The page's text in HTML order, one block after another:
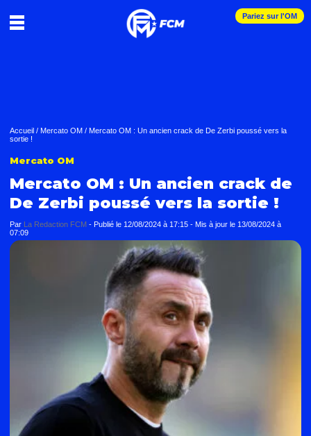
Pariez sur l'OM
Accueil / Mercato OM / Mercato OM : Un ancien crack de De Zerbi poussé vers la
sortie !
Mercato OM
Mercato OM : Un ancien crack de
De Zerbi poussé vers la sortie !
Par La Redaction FCM - Publié le 12/08/2024 à 17:15 - Mis à jour le 13/08/2024 à
07:09